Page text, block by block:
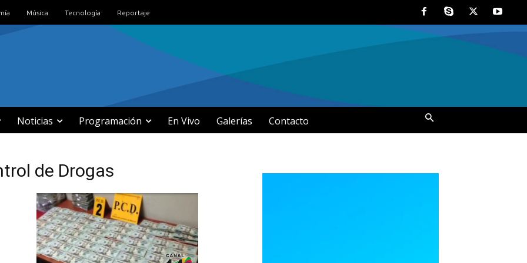
Música Tecnología Reportaje
Noticias Programación En Vivo Galerías Contacto
de Drogas